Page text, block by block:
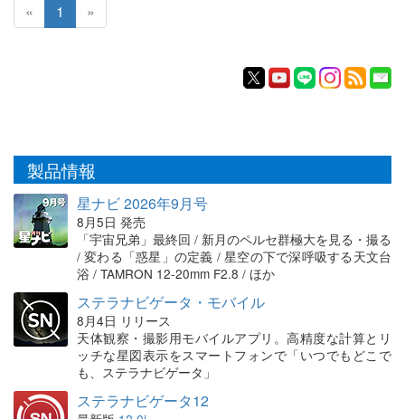
« 1 »
製品情報
星ナビ 2026年9月号
8月5日 発売
「宇宙兄弟」最終回 / 新月のペルセ群極大を見る・撮る
/ 変わる「惑星」の定義 / 星空の下で深呼吸する天文台
浴 / TAMRON 12-20mm F2.8 / ほか
ステラナビゲータ・モバイル
8月4日 リリース
天体観察・撮影用モバイルアプリ。高精度な計算とリ
ッチな星図表示をスマートフォンで「いつでもどこで
も、ステラナビゲータ」
ステラナビゲータ12